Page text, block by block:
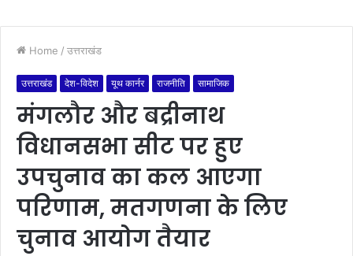
Home / उत्तराखंड
उत्तराखंड देश-विदेश यूथ कार्नर राजनीति सामाजिक
मंगलौर और बद्रीनाथ
विधानसभा सीट पर हुए
उपचुनाव का कल आएगा
परिणाम, मतगणना के लिए
चुनाव आयोग तैयार